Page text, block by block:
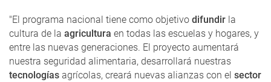
"El programa nacional tiene como objetivo difundir la
cultura de la agricultura en todas las escuelas y hogares, y
entre las nuevas generaciones. El proyecto aumentará
nuestra seguridad alimentaria, desarrollará nuestras
tecnologías agrícolas, creará nuevas alianzas con el sector